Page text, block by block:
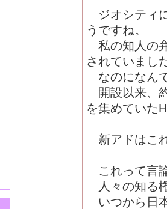
ジオシティ
うですね。
私の知人の
されていまし
なのになん
開設以来、
を集めていた
新アドはこ
これって言
人々の知る
いつから日